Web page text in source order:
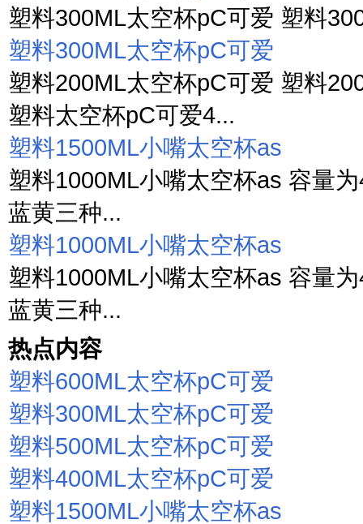
塑料300ML太空杯pC可爱 塑料
塑料300ML太空杯pC可爱
塑料200ML太空杯pC可爱 塑料
塑料太空杯pC可爱4...
塑料1500ML小嘴太空杯as
塑料1000ML小嘴太空杯as 容量
蓝黄三种...
塑料1000ML小嘴太空杯as
塑料1000ML小嘴太空杯as 容量
蓝黄三种...
热点内容
塑料600ML太空杯pC可爱
塑料300ML太空杯pC可爱
塑料500ML太空杯pC可爱
塑料400ML太空杯pC可爱
塑料1500ML小嘴太空杯as